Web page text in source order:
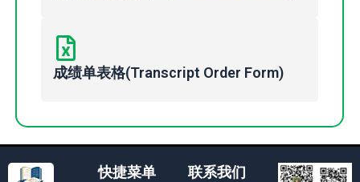
成绩单表格(Transcript Order Form)
快捷菜单 联系我们